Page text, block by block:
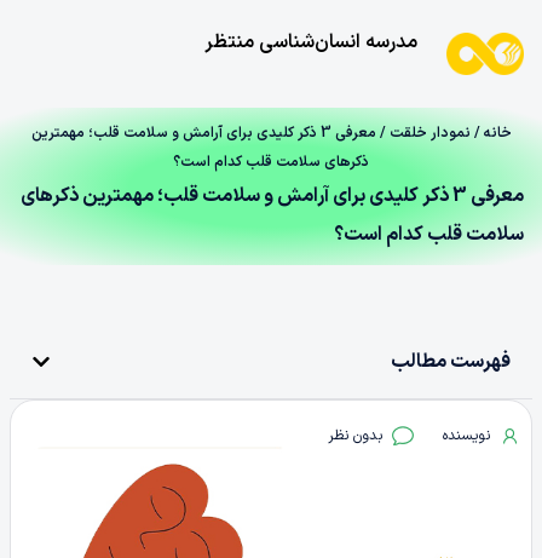
مدرسه انسان‌شناسی منتظر
خانه/ نمودار خلقت
/ معرفی 3 ذکر کلیدی برای آرامش و سلامت قلب؛ مهمترین
ذکرهای سلامت قلب کدام است؟
معرفی 3 ذکر کلیدی برای آرامش و سلامت قلب؛ مهمترین ذکرهای
سلامت قلب کدام است؟
فهرست مطالب
نویسنده بدون نظر